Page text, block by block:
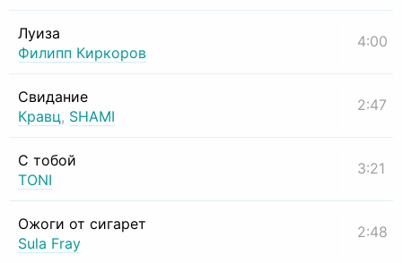
Луиза
Филипп Киркоров
4:00
Свидание
Кравц, SHAMI
2:47
С тобой
TONI
3:21
Ожоги от сигарет
Sula Fray
2:48